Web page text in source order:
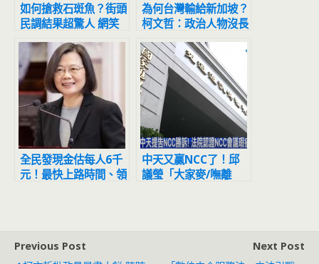
如何搶救石斑魚？街頭
民調結果超驚人 網笑
翻：817快來
為何台灣輸給新加坡？
柯文哲：政治人物沒長
期計畫，只有「撈錢計
畫」
全民發現金估每人6千
元！最快上路時間、領
中天又贏NCC了！邱
議瑩「大家麥/嘸離
Previous Post
Next Post